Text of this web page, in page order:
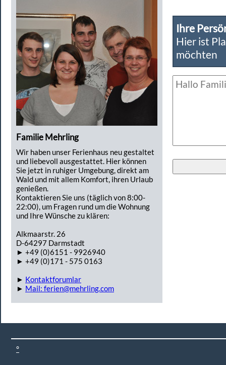
Familie Mehrling
Wir haben unser Ferienhaus neu gestaltet
und liebevoll ausgestattet. Hier können
Sie jetzt in ruhiger Umgebung, direkt am
Wald und mit allem Komfort, ihren Urlaub
genießen.
Kontaktieren Sie uns (täglich von 8:00-
22:00), um Fragen rund um die Wohnung
und Ihre Wünsche zu klären:
Alkmaarstr. 26
D-64297 Darmstadt
► +49 (0)6151 - 9926940
► +49 (0)171 - 575 0163
► Kontaktforumlar
► Mail: ferien@mehrling.com
Ihre
Hier ist
möchten
°